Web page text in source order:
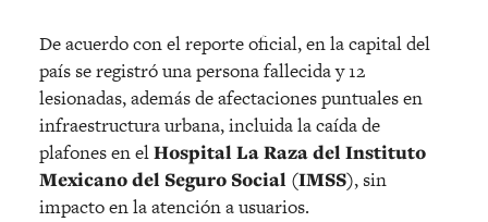
De acuerdo con el reporte oficial, en la capital del
país se registró una persona fallecida y 12
lesionadas, además de afectaciones puntuales en
infraestructura urbana, incluida la caída de
plafones en elHospital La Raza del Instituto
Mexicano del Seguro Social (IMSS), sin
impacto en la atención a usuarios.